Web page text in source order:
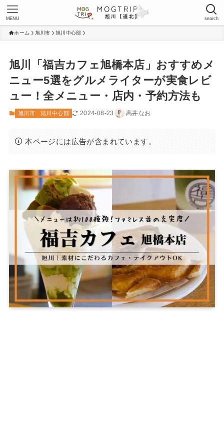
search
MENU
ホーム 旭川市 旭川中心部
旭川「福吉カフェ旭橋本店」おすすめメ
ニュー5選をグルメライターが実食レビ
ュー！全メニュー・店内・予約方法も
旭川市 旭川中心部 2024-08-23 高井なお
本ページには広告が含まれています。